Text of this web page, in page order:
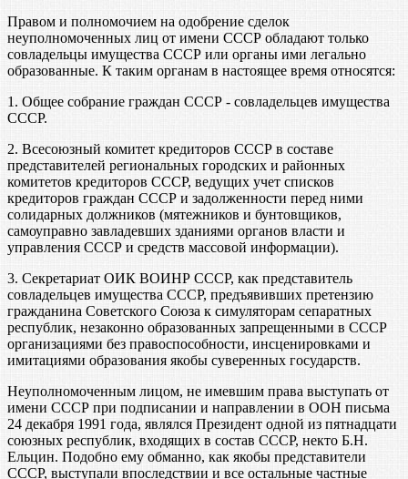
Правом и полномочием на одобрение сделок
неуполномоченных лиц от имени СССР обладают только
совладельцы имущества СССР или органы ими легально
образованные. К таким органам в настоящее время относятся:
1. Общее собрание граждан СССР - совладельцев имущества
СССР.
2. Всесоюзный комитет кредиторов СССР в составе
представителей региональных городских и районных
комитетов кредиторов СССР, ведущих учет списков
кредиторов граждан СССР и задолженности перед ними
солидарных должников (мятежников и бунтовщиков,
самоуправно завладевших зданиями органов власти и
управления СССР и средств массовой информации).
3. Секретариат ОИК ВОИНР СССР, как представитель
совладельцев имущества СССР, предъявивших претензию
гражданина Советского Союза к симуляторам сепаратных
республик, незаконно образованных запрещенными в СССР
организациями без правоспособности, инсценировками и
имитациями образования якобы суверенных государств.
Неуполномоченным лицом, не имевшим права выступать от
имени СССР при подписании и направлении в ООН письма
24 декабря 1991 года, являлся Президент одной из пятнадцати
союзных республик, входящих в состав СССР, некто Б.Н.
Ельцин. Подобно ему обманно, как якобы представители
СССР, выступали впоследствии и все остальные частные